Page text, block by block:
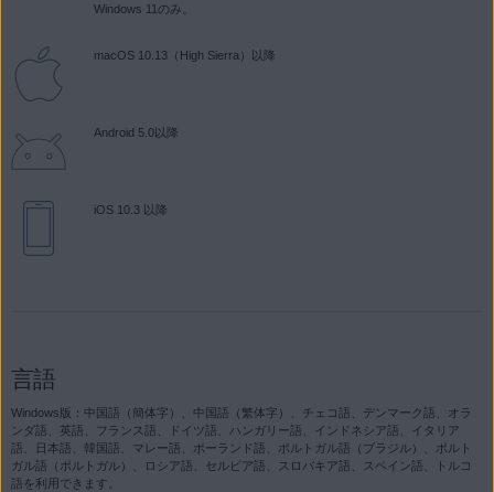
Windows 11のみ。
macOS 10.13（High Sierra）以降
Android 5.0以降
iOS 10.3 以降
言語
Windows版：中国語（簡体字）、中国語（繁体字）、チェコ語、デンマーク語、オラ
ンダ語、英語、フランス語、ドイツ語、ハンガリー語、インドネシア語、イタリア
語、日本語、韓国語、マレー語、ポーランド語、ポルトガル語（ブラジル）、ポルト
ガル語（ポルトガル）、ロシア語、セルビア語、スロバキア語、スペイン語、トルコ
語を利用できます。